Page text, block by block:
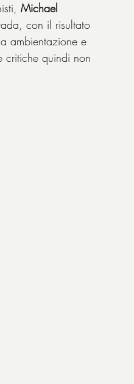
Michael
con il risultato
ambientazione e
critiche quindi non